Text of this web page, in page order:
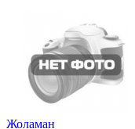
Жоламан